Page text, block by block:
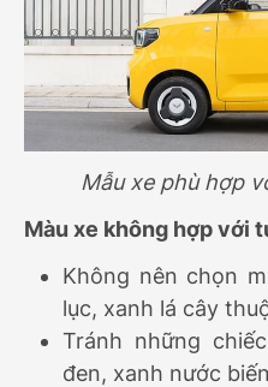
Mẫu xe phù hợp
Màu xe không hợp với
Không nên chọn
lục, xanh lá cây
Tránh những
đen, xanh nước